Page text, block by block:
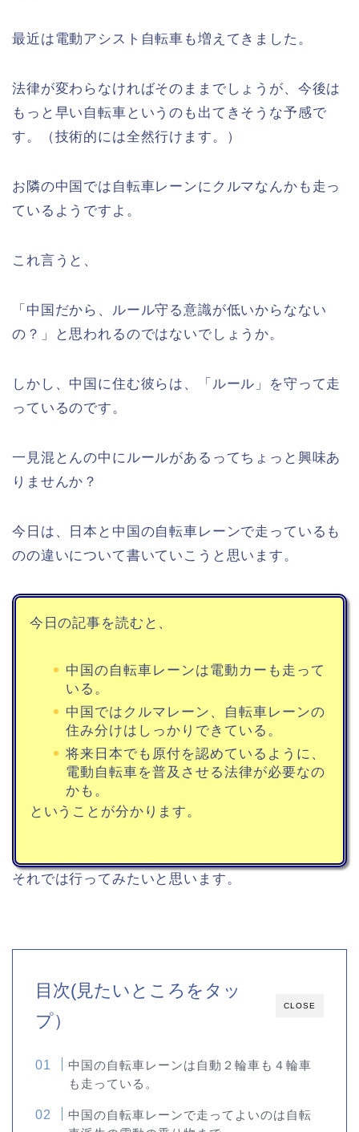
最近は電動アシスト自転車も増えてきました。
法律が変わらなければそのままでしょうが、今後は
もっと早い自転車というのも出てきそうな予感で
す。（技術的には全然行けます。）
お隣の中国では自転車レーンにクルマなんかも走っ
ているようですよ。
これ言うと、
「中国だから、ルール守る意識が低いからなない
の？」と思われるのではないでしょうか。
しかし、中国に住む彼らは、「ルール」を守って走
っているのです。
一見混とんの中にルールがあるってちょっと興味あ
りませんか？
今日は、日本と中国の自転車レーンで走っているも
のの違いについて書いていこうと思います。
今日の記事を読むと、
中国の自転車レーンは電動カーも走って
いる。
中国ではクルマレーン、自転車レーンの
住み分けはしっかりできている。
将来日本でも原付を認めているように、
電動自転車を普及させる法律が必要なの
かも。
ということが分かります。
それでは行ってみたいと思います。
CLOSE
目次(見たいところをタッ
プ）
中国の自転車レーンは自動２輪車も４輪車
も走っている。
中国の自転車レーンで走ってよいのは自転